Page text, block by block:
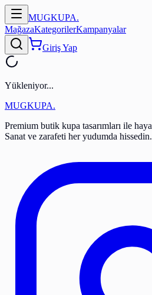
MUGKUPA.
MağazaKategorilerKampanyalar
Giriş Yap
Yükleniyor...
MUGKUPA.
Premium butik kupa tasarımları ile
Sanat ve zarafeti her yudumda hissedin.